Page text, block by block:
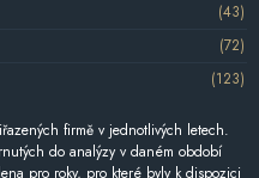
(43)
(72)
(123)
firmě v jednotlivých letech.
do analýzy v daném období
pro roky, pro které byly k dispozici